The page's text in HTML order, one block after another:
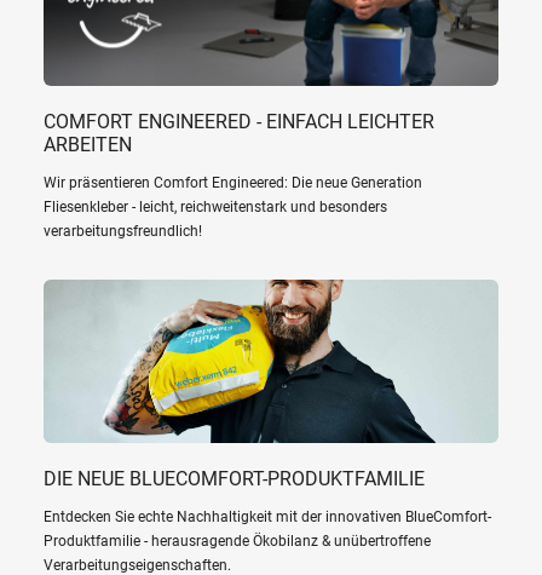
COMFORT ENGINEERED - EINFACH LEICHTER
ARBEITEN
Wir präsentieren Comfort Engineered: Die neue Generation
Fliesenkleber - leicht, reichweitenstark und besonders
verarbeitungsfreundlich!
DIE NEUE BLUECOMFORT-PRODUKTFAMILIE
Entdecken Sie echte Nachhaltigkeit mit der innovativen BlueComfort-
Produktfamilie - herausragende Ökobilanz & unübertroffene
Verarbeitungseigenschaften.